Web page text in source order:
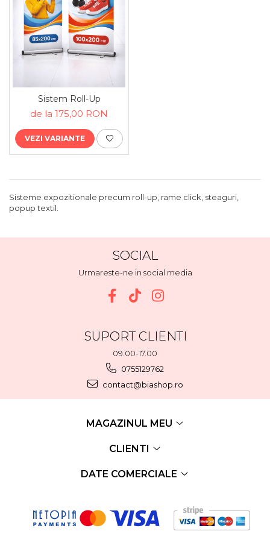
Tablouri canvas personalizate
Sistem Roll-Up
de la 175,00 RON
VEZI VARIANTE
Sisteme expozitionale precum roll-up, rame click, steaguri,
popup textil.
SOCIAL
Urmareste-ne in social media
SUPORT CLIENTI
09.00-17.00
0755129762
contact@biashop.ro
MAGAZINUL MEU
CLIENTI
DATE COMERCIALE